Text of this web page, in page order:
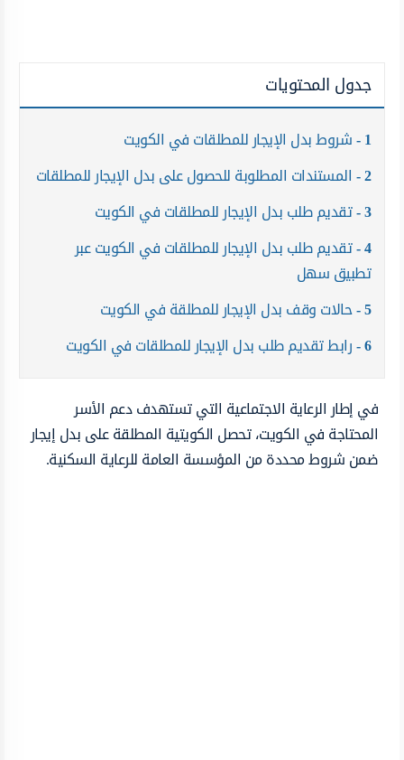
جدول المحتويات
1 شروط بدل الإيجار للمطلقات في الكويت
2 المستندات المطلوبة للحصول على بدل الإيجار للمطلقات
3 تقديم طلب بدل الإيجار للمطلقات في الكويت
4 تقديم طلب بدل الإيجار للمطلقات في الكويت عبر
تطبيق سهل
5 حالات وقف بدل الإيجار للمطلقة في الكويت
6 رابط تقديم طلب بدل الإيجار للمطلقات في الكويت
في إطار الرعاية الاجتماعية التي تستهدف دعم الأسر
المحتاجة في الكويت، تحصل الكويتية المطلقة على بدل إيجار
ضمن شروط محددة من المؤسسة العامة للرعاية السكنية.